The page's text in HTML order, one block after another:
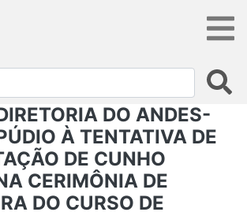
DO ANDES-
À TENTATIVA DE
DE CUNHO
CERIMÔNIA DE
DO CURSO DE